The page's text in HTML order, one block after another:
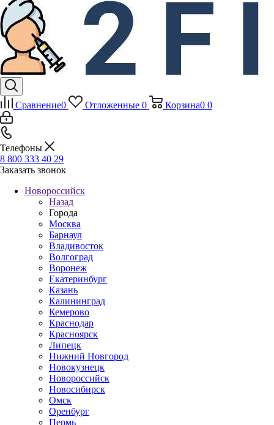
Сравнение0 Отложенные 0 Корзина0 0
Телефоны
8 800 333 40 29
Заказать звонок
Новороссийск
Назад
Города
Москва
Барнаул
Владивосток
Волгоград
Воронеж
Екатеринбург
Казань
Калининград
Кемерово
Краснодар
Красноярск
Липецк
Нижний Новгород
Новокузнецк
Новороссийск
Новосибирск
Омск
Оренбург
Пермь